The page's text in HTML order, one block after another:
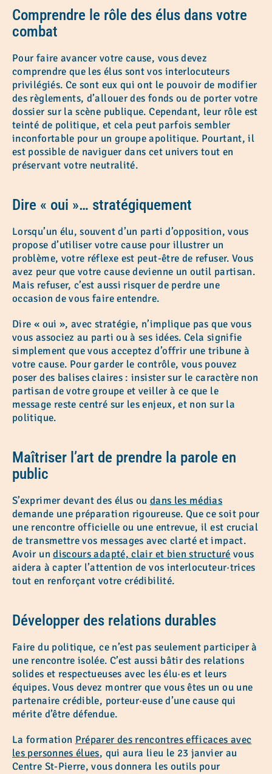
Comprendre le rôle des élus dans votre
combat
Pour faire avancer votre cause, vous devez
comprendre que les élus sont vos interlocuteurs
privilégiés. Ce sont eux qui ont le pouvoir de modifier
des règlements, d’allouer des fonds ou de porter votre
dossier sur la scène publique. Cependant, leur rôle est
teinté de politique, et cela peut parfois sembler
inconfortable pour un groupe apolitique. Pourtant, il
est possible de naviguer dans cet univers tout en
préservant votre neutralité.
Dire « oui »… stratégiquement
Lorsqu’un élu, souvent d’un parti d’opposition, vous
propose d’utiliser votre cause pour illustrer un
problème, votre réflexe est peut-être de refuser. Vous
avez peur que votre cause devienne un outil partisan.
Mais refuser, c’est aussi risquer de perdre une
occasion de vous faire entendre.
Dire « oui », avec stratégie, n’implique pas que vous
vous associez au parti ou à ses idées. Cela signifie
simplement que vous acceptez d’offrir une tribune à
votre cause. Pour garder le contrôle, vous pouvez
poser des balises claires : insister sur le caractère non
partisan de votre groupe et veiller à ce que le
message reste centré sur les enjeux, et non sur la
politique.
Maîtriser l’art de prendre la parole en
public
S’exprimer devant des élus ou dans les médias
demande une préparation rigoureuse. Que ce soit pour
une rencontre officielle ou une entrevue, il est crucial
de transmettre vos messages avec clarté et impact.
Avoir undiscours adapté, clair et bien structuré vous
aidera à capter l’attention de vos interlocuteur·trices
tout en renforçant votre crédibilité.
Développer des relations durables
Faire du politique, ce n’est pas seulement participer à
une rencontre isolée. C’est aussi bâtir des relations
solides et respectueuses avec les élu·es et leurs
équipes. Vous devez montrer que vous êtes un ou une
partenaire crédible, porteur·euse d’une cause qui
mérite d’être défendue.
La formation Préparer des rencontres efficaces avec
les personnes élues, qui aura lieu le 23 janvier au
Centre St-Pierre, vous donnera les outils pour